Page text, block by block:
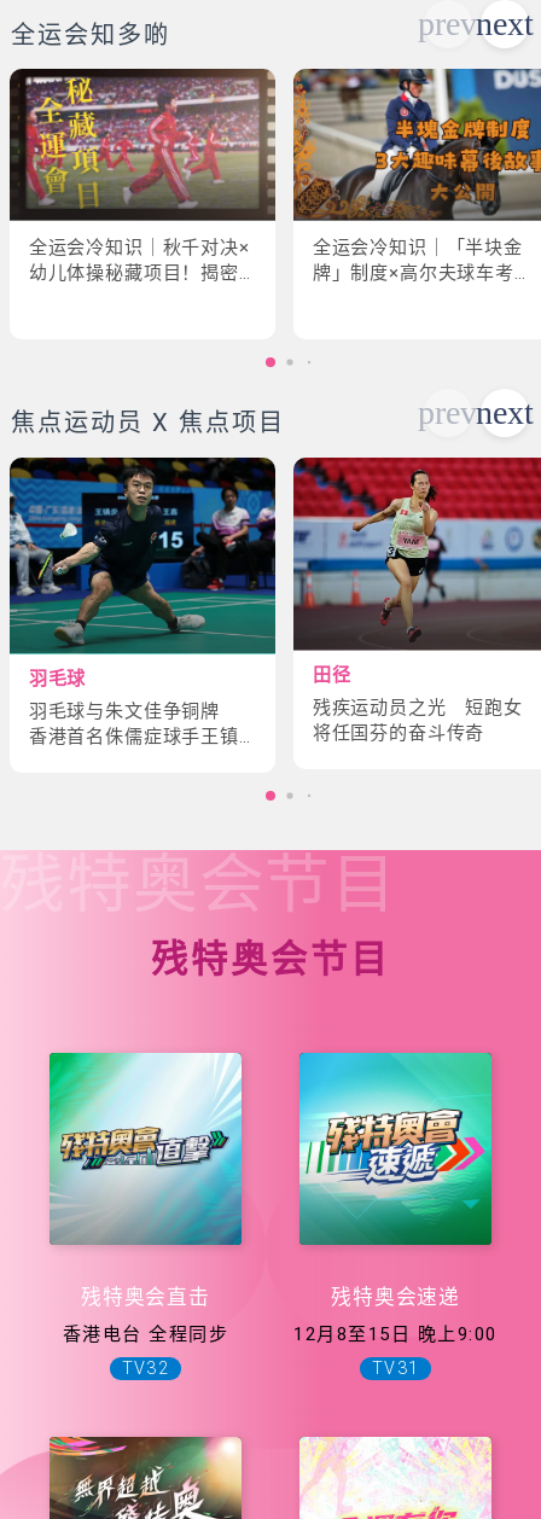
全运会知多啲
全运会冷知识｜秋千对决×
幼儿体操秘藏项目！揭密
全运会冷知识｜「半块金
牌」制度×高尔夫球车考牌
焦点运动员 X 焦点项目
羽毛球
羽毛球与朱文佳争铜牌
香港首名侏儒症球手王镇
田径
残疾运动员之光 短跑女
将任国芬的奋斗传奇
残特奥会节目
残特奥会节目
残特奥会直击
香港电台 全程同步
TV32
残特奥会速递
12月8至15日 晚上9:00
TV31